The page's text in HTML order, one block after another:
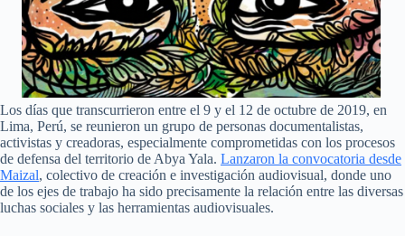
Los días que transcurrieron entre el 9 y el 12 de octubre de 2019, en
Lima, Perú, se reunieron un grupo de personas documentalistas,
activistas y creadoras, especialmente comprometidas con los procesos
de defensa del territorio de Abya Yala. Lanzaron la convocatoria desde
Maizal, colectivo de creación e investigación audiovisual, donde uno
de los ejes de trabajo ha sido precisamente la relación entre las diversas
luchas sociales y las herramientas audiovisuales.